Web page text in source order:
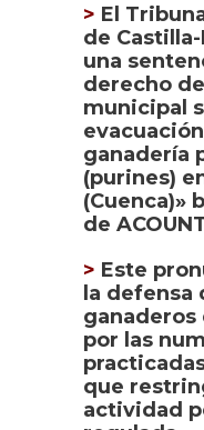
> El
de
una
derecho
municipal
ganadería
(purines)
(Cuenca)»
de
> Este
la defensa
por las
que
actividad